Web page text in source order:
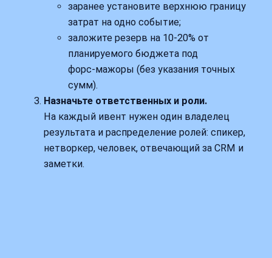
заранее установите верхнюю границу
затрат на одно событие;
заложите резерв на 10-20% от
планируемого бюджета под
форс‑мажоры (без указания точных
сумм).
Назначьте ответственных и роли.
На каждый ивент нужен один владелец
результата и распределение ролей: спикер,
нетворкер, человек, отвечающий за CRM и
заметки.